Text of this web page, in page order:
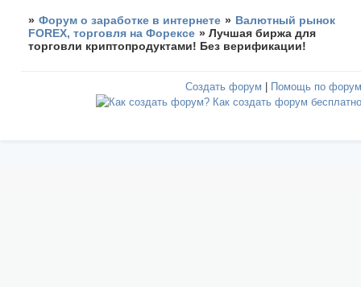
» Форум о заработке в интернете » Валютный рынок
FOREX, торговля на Форексе »Лучшая биржа для
торговли криптопродуктами! Без верификации!
Создать форум Помощь по